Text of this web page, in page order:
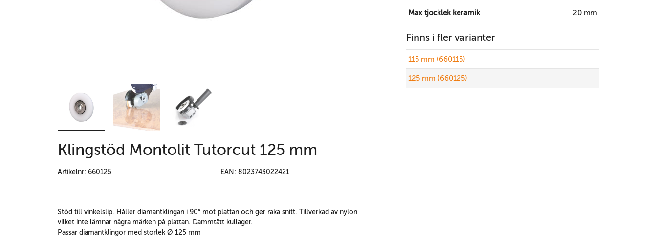
Klingstöd Montolit Tutorcut 125 mm
Artikelnr: 660125 EAN: 8023743022421
Stöd till vinkelslip. Håller diamantklingan i 90° mot plattan och ger raka snitt. Tillverkad av nylon
vilket inte lämnar några märken på plattan. Dammtätt kullager.
Passar diamantklingor med storlek Ø 125 mm
Max tjocklek keramik 20 mm
Finns i fler varianter
115 mm (660115)
125 mm (660125)